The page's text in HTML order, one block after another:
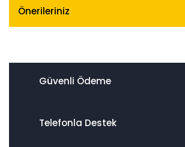
Önerileriniz
Güvenli Ödeme
Telefonla Destek